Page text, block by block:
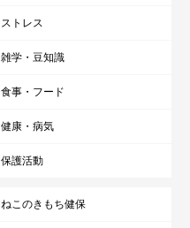
ストレス
雑学・豆知識
食事・フード
健康・病気
保護活動
ねこのきもち健保